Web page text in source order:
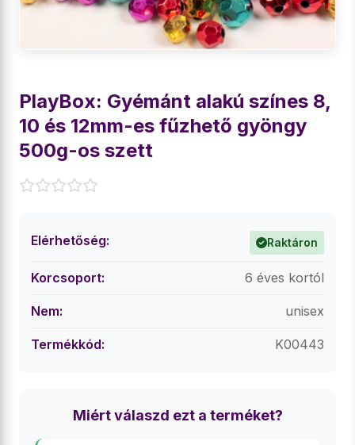
PlayBox: Gyémánt alakú színes 8,
10 és 12mm-es fűzhető gyöngy
500g-os szett
Elérhetőség: Raktáron
Korcsoport: 6 éves kortól
Nem: unisex
Termékkód: K00443
Miért válaszd ezt a terméket?